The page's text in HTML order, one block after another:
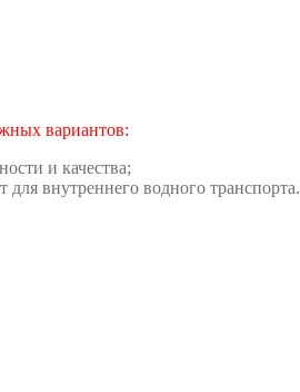
вариантов:
и качества;
внутреннего водного транспорта.